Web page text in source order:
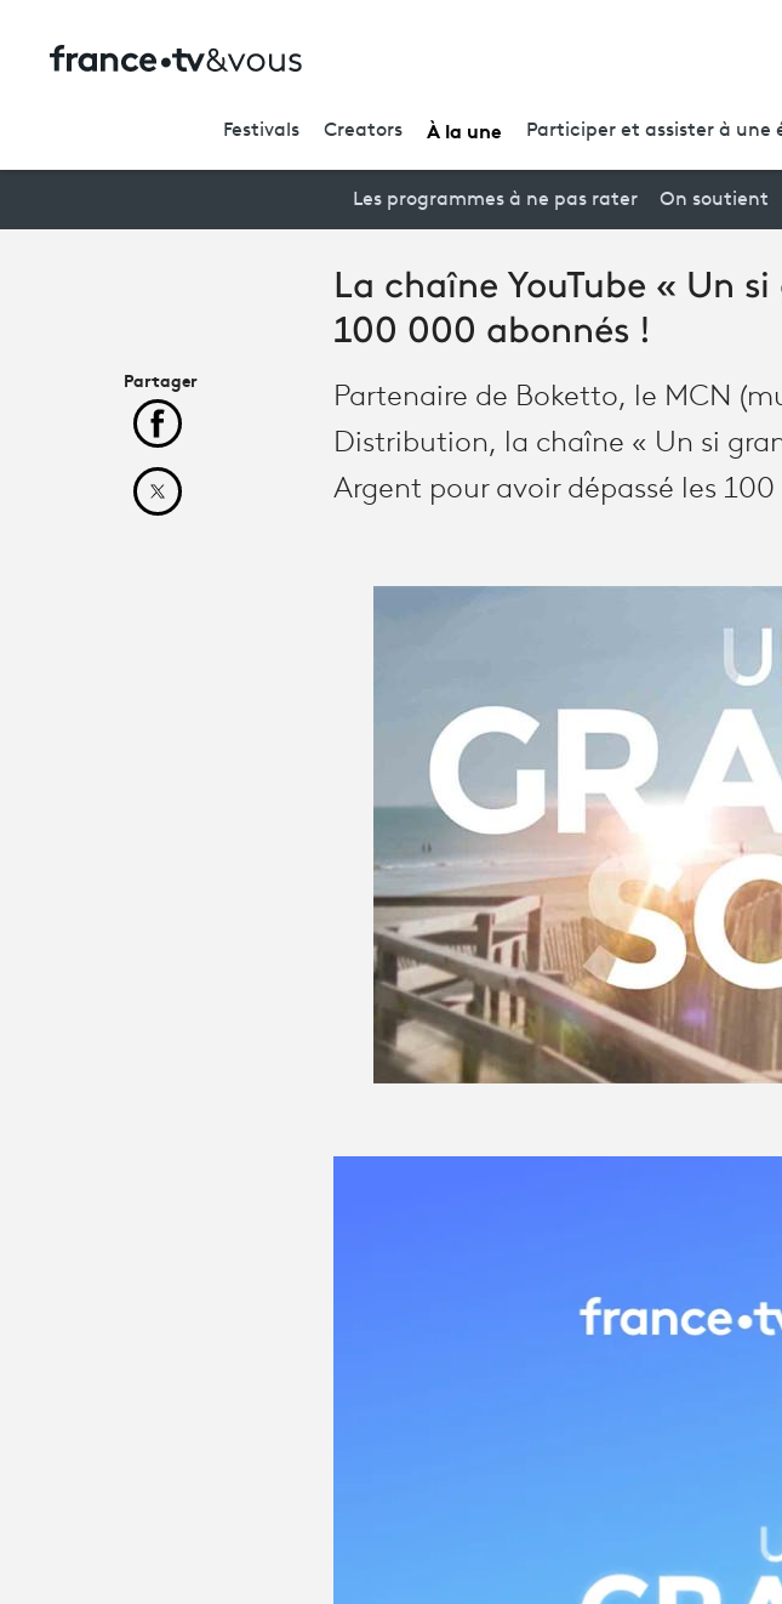
Festivals Creators À la une Participer et assister à une
Les programmes à ne pas rater On soutient
La chaîne YouTube « Un
100 000 abonnés !
Partenaire de Boketto, le MCN
Distribution, la chaîne « Un si
Argent pour avoir dépassé les 100
Partager
Partager cet article sur Facebook
Partager cet article sur X